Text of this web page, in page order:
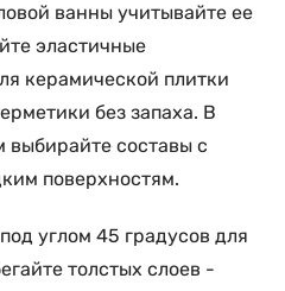
ванны учитывайте ее
эластичные
керамической плитки
без запаха. В
выбирайте составы с
поверхностям.
углом 45 градусов для
толстых слоев -